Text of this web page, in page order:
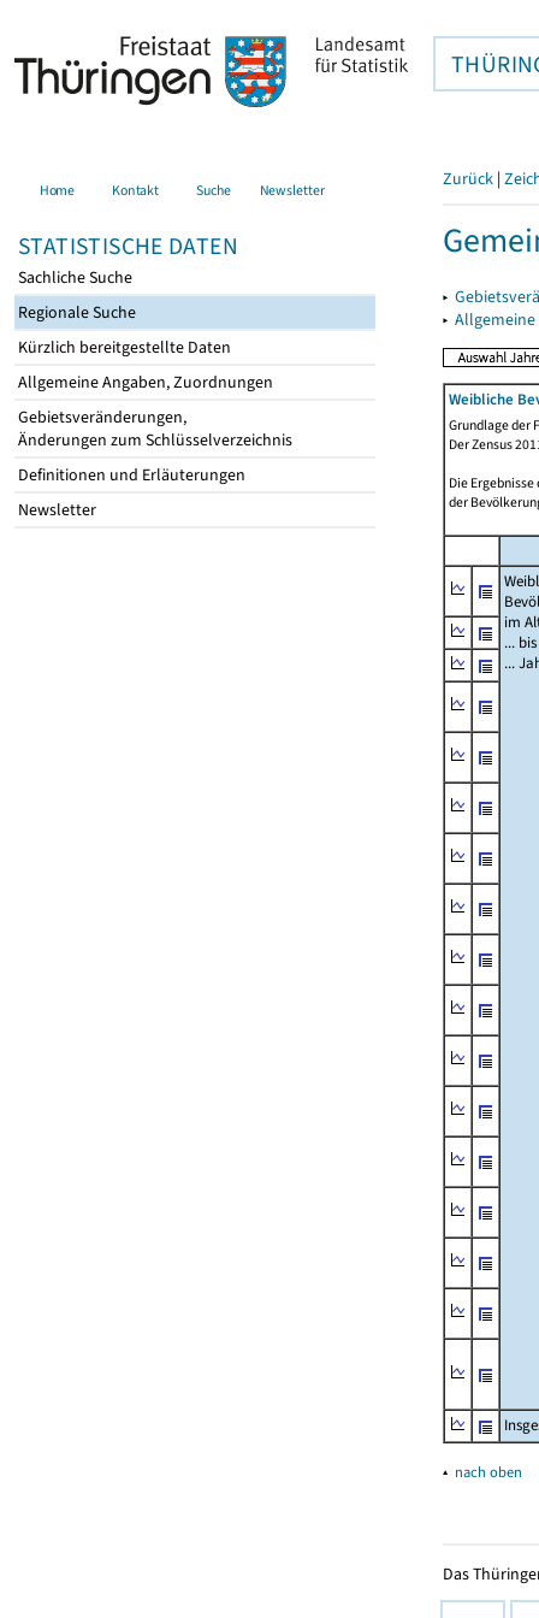
Home Kontakt Suche Newsletter
STATISTISCHE DATEN
Sachliche Suche
Regionale Suche
Kürzlich bereitgestellte Daten
Allgemeine Angaben, Zuordnungen
Gebietsveränderungen,
Änderungen zum Schlüsselverzeichnis
Definitionen und Erläuterungen
Newsletter
Zurück |
▸
▸
Weibliche
Grundlage der
Der Zensus
Die
der
im
...
...
▴ nach oben
Das